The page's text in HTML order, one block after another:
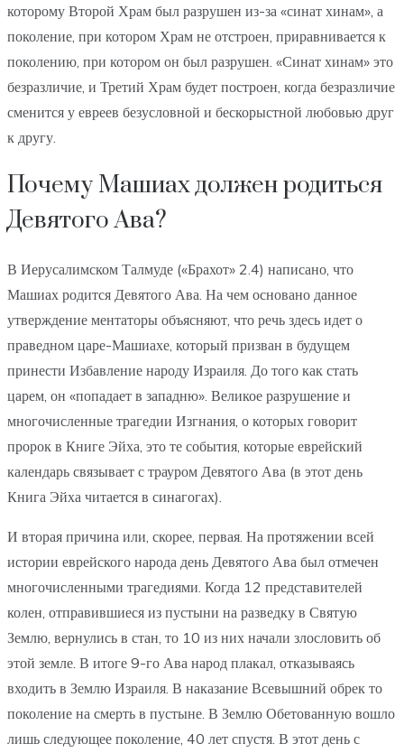
которому Второй Храм был разрушен из-за «синат хинам», а
поколение, при котором Храм не отстроен, приравнивается к
поколению, при котором он был разрушен. «Синат хинам» это
безразличие, и Третий Храм будет построен, когда безразличие
сменится у евреев безусловной и бескорыстной любовью друг
к другу.
Почему Машиах должен родиться
Девятого Ава?
В Иерусалимском Талмуде («Брахот» 2.4) написано, что
Машиах родится Девятого Ава. На чем основано данное
утверждение ментаторы объясняют, что речь здесь идет о
праведном царе-Машиахе, который призван в будущем
принести Избавление народу Израиля. До того как стать
царем, он «попадает в западню». Великое разрушение и
многочисленные трагедии Изгнания, о которых говорит
пророк в Книге Эйха, это те события, которые еврейский
календарь связывает с трауром Девятого Ава (в этот день
Книга Эйха читается в синагогах).
И вторая причина или, скорее, первая. На протяжении всей
истории еврейского народа день Девятого Ава был отмечен
многочисленными трагедиями. Когда 12 представителей
колен, отправившиеся из пустыни на разведку в Святую
Землю, вернулись в стан, то 10 из них начали злословить об
этой земле. В итоге 9-го Ава народ плакал, отказываясь
входить в Землю Израиля. В наказание Всевышний обрек то
поколение на смерть в пустыне. В Землю Обетованную вошло
лишь следующее поколение, 40 лет спустя. В этот день с